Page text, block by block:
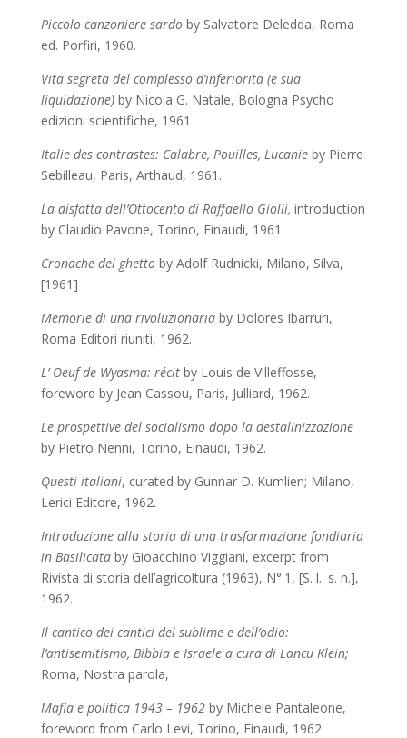
Piccolo canzoniere sardoby Salvatore Deledda, Roma
ed. Porfiri, 1960.
Vita segreta del complesso d’inferiorita (e sua
liquidazione) by Nicola G. Natale, Bologna Psycho
edizioni scientifiche, 1961
Italie des contrastes: Calabre, Pouilles, Lucanie by Pierre
Sebilleau, Paris, Arthaud, 1961.
La disfatta dell’Ottocento di Raffaello Giolli, introduction
by Claudio Pavone, Torino, Einaudi, 1961.
Cronache del ghetto by Adolf Rudnicki, Milano, Silva,
[1961]
Memorie di una rivoluzionaria by Dolores Ibarruri,
Roma Editori riuniti, 1962.
L’ Oeuf de Wyasma: récit by Louis de Villeffosse,
foreword by Jean Cassou, Paris, Julliard, 1962.
Le prospettive del socialismo dopo la destalinizzazione
by Pietro Nenni, Torino, Einaudi, 1962.
Questi italiani, curated by Gunnar D. Kumlien; Milano,
Lerici Editore, 1962.
Introduzione alla storia di una trasformazione fondiaria
in Basilicata by Gioacchino Viggiani, excerpt from
Rivista di storia dell’agricoltura (1963), N°.1, [S. l.: s. n.],
1962.
Il cantico dei cantici del sublime e dell’odio:
l’antisemitismo, Bibbia e Israele a cura di Lancu Klein;
Roma, Nostra parola,
Mafia e politica 1943 – 1962 by Michele Pantaleone,
foreword from Carlo Levi, Torino, Einaudi, 1962.